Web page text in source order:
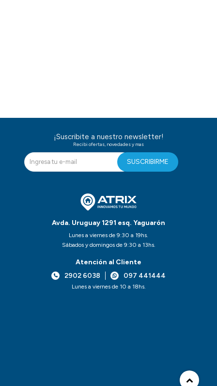
Avda. Uruguay 1291 esq. Yaguarón
Lunes a viernes de 9:30 a 19hs.
Sábados y domingos de 9:30 a 13hs.
Atención al Cliente
2902 6038
097 441444
Lunes a viernes de 10 a 18hs.
¡Suscribite a nuestro newsletter!
Recibi ofertas, novedades y mas
SUSCRIBIRME